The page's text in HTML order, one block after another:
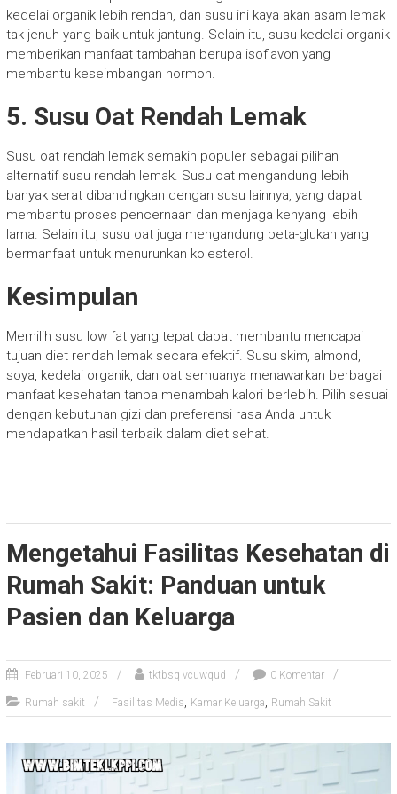
kedelai organik lebih rendah, dan susu ini kaya akan asam lemak
tak jenuh yang baik untuk jantung. Selain itu, susu kedelai organik
memberikan manfaat tambahan berupa isoflavon yang
membantu keseimbangan hormon.
5. Susu Oat Rendah Lemak
Susu oat rendah lemak semakin populer sebagai pilihan
alternatif susu rendah lemak. Susu oat mengandung lebih
banyak serat dibandingkan dengan susu lainnya, yang dapat
membantu proses pencernaan dan menjaga kenyang lebih
lama. Selain itu, susu oat juga mengandung beta-glukan yang
bermanfaat untuk menurunkan kolesterol.
Kesimpulan
Memilih susu low fat yang tepat dapat membantu mencapai
tujuan diet rendah lemak secara efektif. Susu skim, almond,
soya, kedelai organik, dan oat semuanya menawarkan berbagai
manfaat kesehatan tanpa menambah kalori berlebih. Pilih sesuai
dengan kebutuhan gizi dan preferensi rasa Anda untuk
mendapatkan hasil terbaik dalam diet sehat.
Mengetahui Fasilitas Kesehatan di
Rumah Sakit: Panduan untuk
Pasien dan Keluarga
Februari 10, 2025 tktbsq vcuwqud 0 Komentar
Rumah sakit Fasilitas Medis, Kamar Keluarga, Rumah Sakit